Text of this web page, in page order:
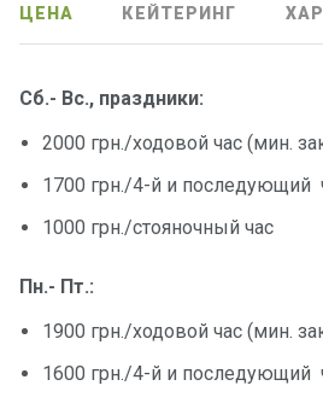
ЦЕНА КЕЙТЕРИНГ
Сб.- Вс., праздники:
2000 грн./ходовой час (мин.
1700 грн./4-й и последующий
1000 грн./стояночный час
Пн.- Пт.:
1900 грн./ходовой час (мин.
1600 грн./4-й и последующий
Отзывы
Контакт
ы